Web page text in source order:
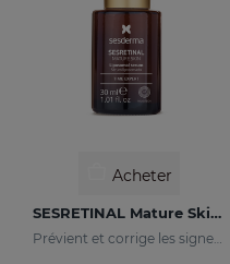
Acheter
SESRETINAL Mature Skin Sérum Liposomal
Prévient et corrige les signes du vieillissement des peaux matures